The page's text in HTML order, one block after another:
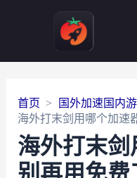
首页
国外加速国内
海外打末剑用哪个加速
海外打末剑